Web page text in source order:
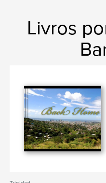
Livros